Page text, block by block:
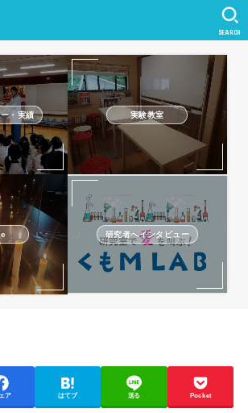
SEARCH
・実績 実験教室
研究者へインタビュー
ア はてブ 送る Pocket